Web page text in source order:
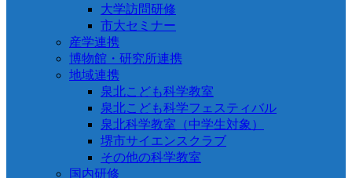
大学訪問研修
市大セミナー
産学連携
博物館・研究所連携
地域連携
泉北こども科学教室
泉北こども科学フェスティバル
泉北科学教室（中学生対象）
堺市サイエンスクラブ
その他の科学教室
国内研修